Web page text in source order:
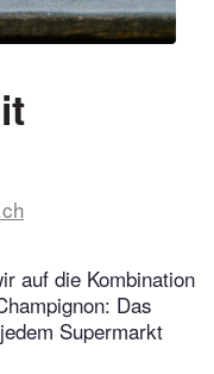
auf die Kombination
Das
Supermarkt